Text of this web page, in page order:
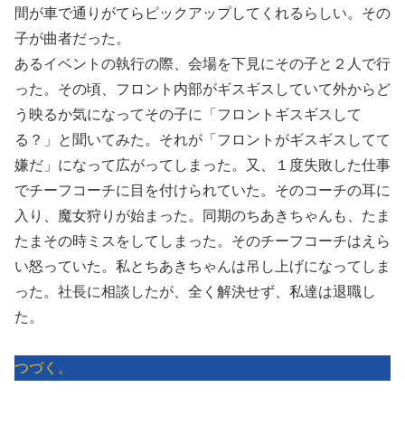
間が車で通りがてらピックアップしてくれるらしい。その
子が曲者だった。
あるイベントの執行の際、会場を下見にその子と２人で行
った。その頃、フロント内部がギスギスしていて外からど
う映るか気になってその子に「フロントギスギスして
る？」と聞いてみた。それが「フロントがギスギスしてて
嫌だ」になって広がってしまった。又、１度失敗した仕事
でチーフコーチに目を付けられていた。そのコーチの耳に
入り、魔女狩りが始まった。同期のちあきちゃんも、たま
たまその時ミスをしてしまった。そのチーフコーチはえら
い怒っていた。私とちあきちゃんは吊し上げになってしま
った。社長に相談したが、全く解決せず、私達は退職し
た。
つづく。